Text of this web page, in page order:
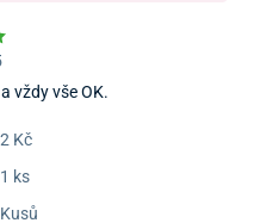
vždy vše OK.
2 Kč
1 ks
Kusů